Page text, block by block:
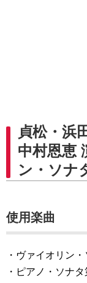
貞松・浜
中村恩恵
ン・ソナ
使用楽曲
・ヴァイオリン
・ピアノ・ソナタ